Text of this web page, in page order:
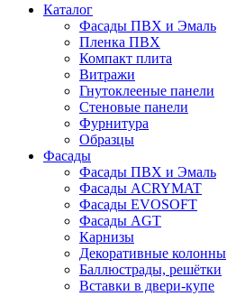
Каталог
Фасады ПВХ и Эмаль
Пленка ПВХ
Компакт плита
Витражи
Гнутоклееные панели
Стеновые панели
Фурнитура
Образцы
Фасады
Фасады ПВХ и Эмаль
Фасады ACRYMAT
Фасады EVOSOFT
Фасады AGT
Карнизы
Декоративные колонны
Баллюстрады, решётки
Вставки в двери-купе